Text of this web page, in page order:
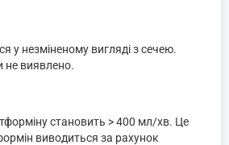
у незміненому вигляді з сечею.
не виявлено.
становить > 400 мл/хв. Це
виводиться за рахунок